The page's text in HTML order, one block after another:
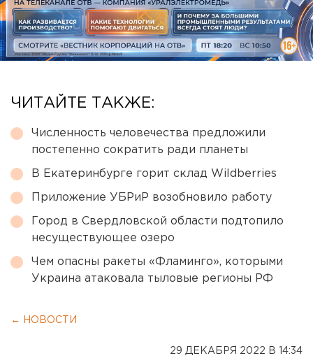
ЧИТАЙТЕ ТАКЖЕ:
Численность человечества предложили
постепенно сократить ради планеты
В Екатеринбурге горит склад Wildberries
Приложение УБРиР возобновило работу
Город в Свердловской области подтопило
несуществующее озеро
Чем опасны ракеты «Фламинго», которыми
Украина атаковала тыловые регионы РФ
← НОВОСТИ
29 ДЕКАБРЯ 2022 В 14:34